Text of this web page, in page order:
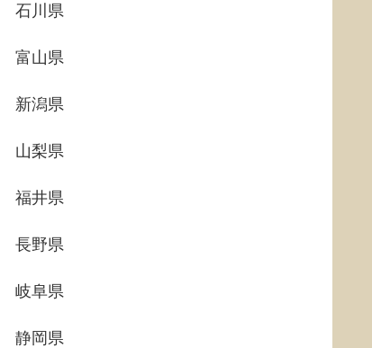
石川県
富山県
新潟県
山梨県
福井県
長野県
岐阜県
静岡県